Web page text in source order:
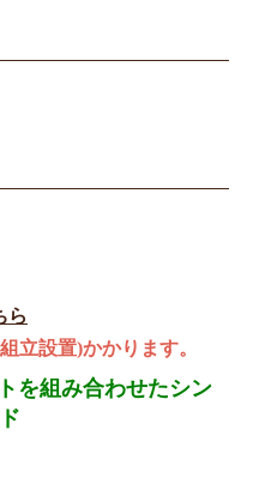
ら
立設置)かかります。
を組み合わせたシン